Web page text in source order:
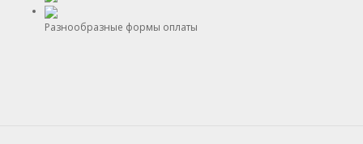
Разнообразные формы оплаты